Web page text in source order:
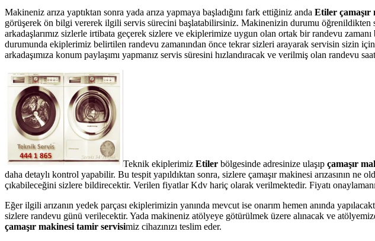
Makineniz arıza yaptıktan sonra yada arıza yapmaya başladığını fark ettiğiniz anda Etiler çamaşır
görüşerek ön bilgi vererek ilgili servis sürecini başlatabilirsiniz. Makinenizin durumu öğrenildikten
arkadaşlarımız sizlerle irtibata geçerek sizlere ve ekiplerimize uygun olan ortak bir randevu
durumunda ekiplerimiz belirtilen randevu zamanından önce tekrar sizleri arayarak servisin sizin
arkadaşımıza konum paylaşımı yapmanız servis süresini hızlandıracak ve verilmiş olan randevu
Teknik ekiplerimiz Etiler bölgesinde adresinize ulaşıp çamaşır
daha detaylı kontrol yapabilir. Bu tespit yapıldıktan sonra, sizlere çamaşır makinesi arızasının
çıkabileceğini sizlere bildirecektir. Verilen fiyatlar Kdv hariç olarak verilmektedir. Fiyatı
Eğer ilgili arızanın yedek parçası ekiplerimizin yanında mevcut ise onarım hemen anında
sizlere randevu günü verilecektir. Yada makineniz atölyeye götürülmek üzere alınacak ve
çamaşır makinesi tamir servisimiz cihazınızı teslim eder.